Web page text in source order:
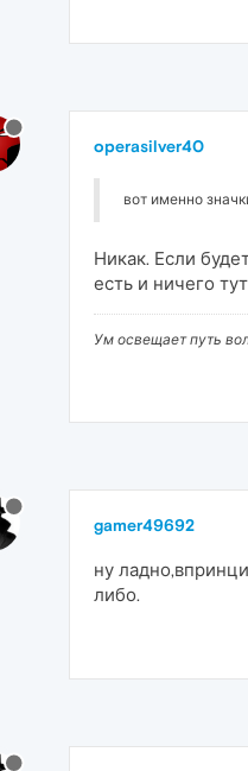
operasilver40
вот именно
Никак. Если
есть и ничего
Ум освещает путь
gamer49692
ну
либо.